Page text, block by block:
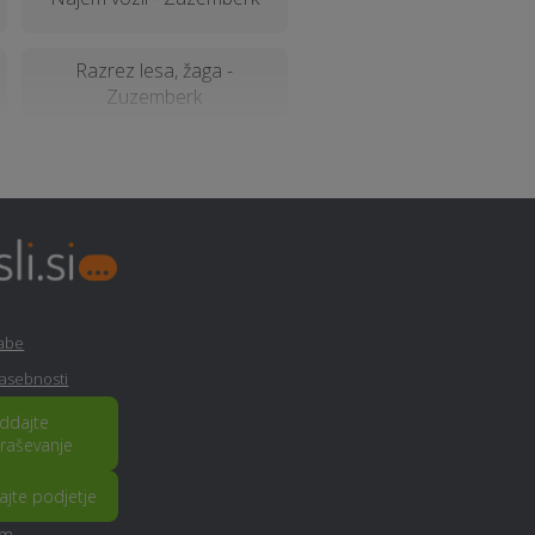
Razrez lesa, žaga -
Zuzemberk
Ortodontija - Zuzemberk
Rušitvena dela - Zuzemberk
Polaganje tapet - Zuzemberk
podjetje